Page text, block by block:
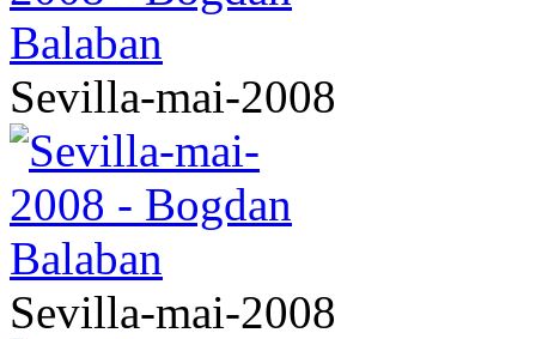
Sevilla-mai-2008
Sevilla-mai-2008